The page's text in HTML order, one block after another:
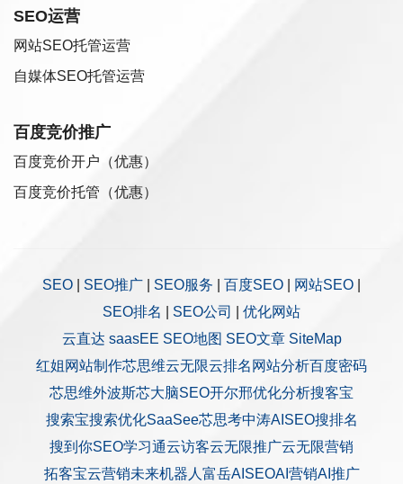
SEO运营
网站SEO托管运营
自媒体SEO托管运营
百度竞价推广
百度竞价开户（优惠）
百度竞价托管（优惠）
SEO SEO推广 SEO服务 百度SEO 网站SEO
SEO排名
SEO公司
优化网站
云直达 saasEE SEO地图 SEO文章 SiteMap
红姐网站制作芯思维云无限云排名 网站分析百度密码
芯思维外波斯芯大脑SEO开尔邢优化分析搜客宝
搜索宝搜索优化SaaSee芯思考中涛AISEO搜排名
搜到你SEO学习通云访客云无限推广云无限营销
拓客宝云营销未来机器人 富岳AISEOAI营销AI推广